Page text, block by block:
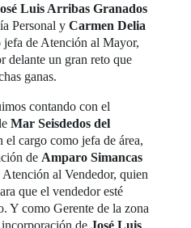
Luis Arribas Granados
Personal yCarmen Delia
jefa de Atención al Mayor,
delante un gran reto que
ganas.
contando con el
Mar Seisdedos del
el cargo como jefa de área,
de Amparo Simancas
al Vendedor, quien
que el vendedor esté
Y como Gerente de la zona
incorporación deJosé Luis